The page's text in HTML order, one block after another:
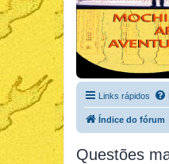
Links rápidos
Índice do fórum
Questões